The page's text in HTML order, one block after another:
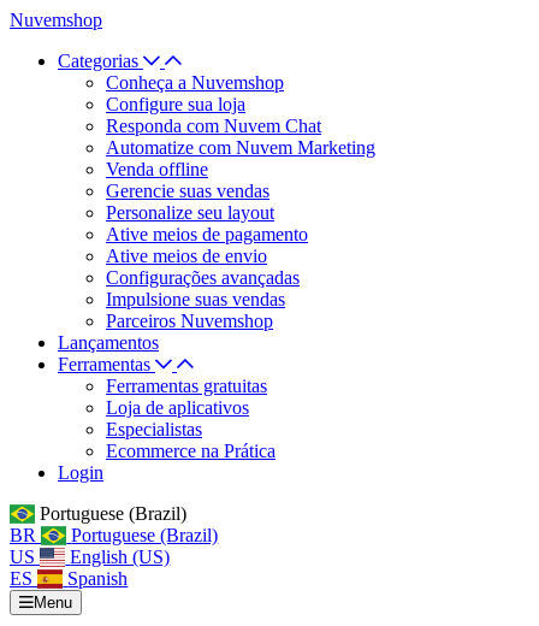
Nuvemshop
Categorias
Conheça a Nuvemshop
Configure sua loja
Responda com Nuvem Chat
Automatize com Nuvem Marketing
Venda offline
Gerencie suas vendas
Personalize seu layout
Ative meios de pagamento
Ative meios de envio
Configurações avançadas
Impulsione suas vendas
Parceiros Nuvemshop
Lançamentos
Ferramentas
Ferramentas gratuitas
Loja de aplicativos
Especialistas
Ecommerce na Prática
Login
Portuguese (Brazil)
BR
Portuguese (Brazil)
US
English (US)
ES
Spanish
Menu